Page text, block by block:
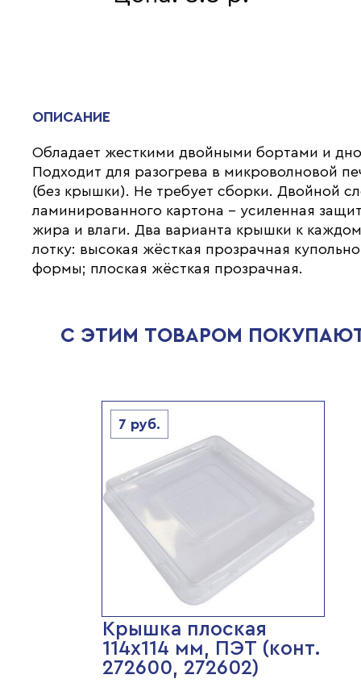
ОПИСАНИЕ
Обладает жесткими двойными бортами и
Подходит для разогрева в микроволновой
(без крышки). Не требует сборки. Двойной
ламинированного картона - усиленная
жира и влаги. Два варианта крышки к
лотку: высокая жёсткая прозрачная
формы; плоская жёсткая прозрачная.
С ЭТИМ ТОВАРОМ
7 руб.
Крышка плоская
114х114 мм, ПЭТ (конт.
272600, 272602)